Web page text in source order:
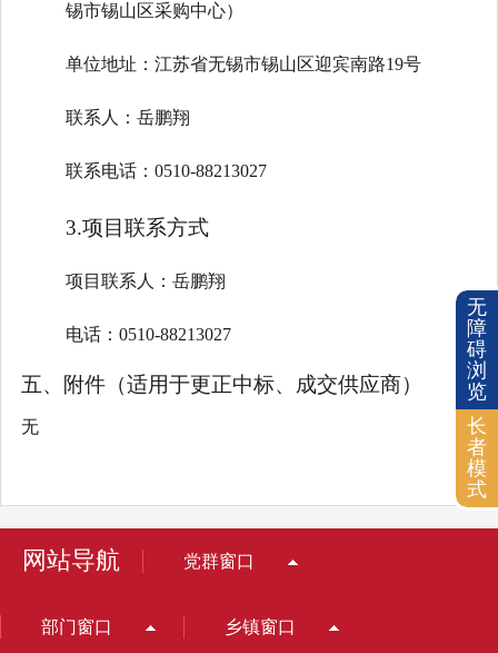
锡市锡山区采购中心）
单位地址：江苏省无锡市锡山区迎宾南路19号
联系人：岳鹏翔
联系电话：0510-88213027
3.项目联系方式
项目联系人：岳鹏翔
电话：0510-88213027
五、附件 （适用于更正中标、成交供应商）
无
网站导航 党群窗口
部门窗口 乡镇窗口
无
障
碍
浏
览
长
者
模
式